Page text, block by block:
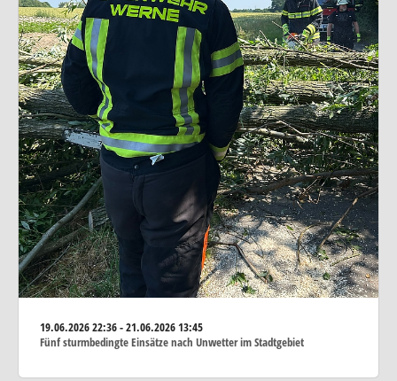
19.06.202622:36 - 21.06.2026 13:45
Fünf sturmbedingte Einsätze nach Unwetter im Stadtgebiet